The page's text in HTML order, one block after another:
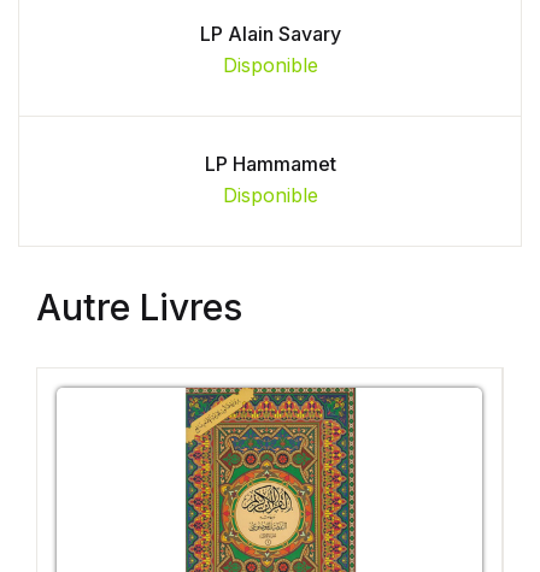
LP Alain Savary
Disponible
LP Hammamet
Disponible
Autre Livres